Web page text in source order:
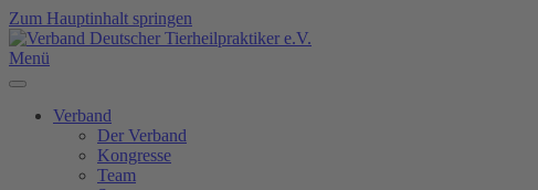
Zum Hauptinhalt springen
Menü
Verband
Der Verband
Kongresse
Team